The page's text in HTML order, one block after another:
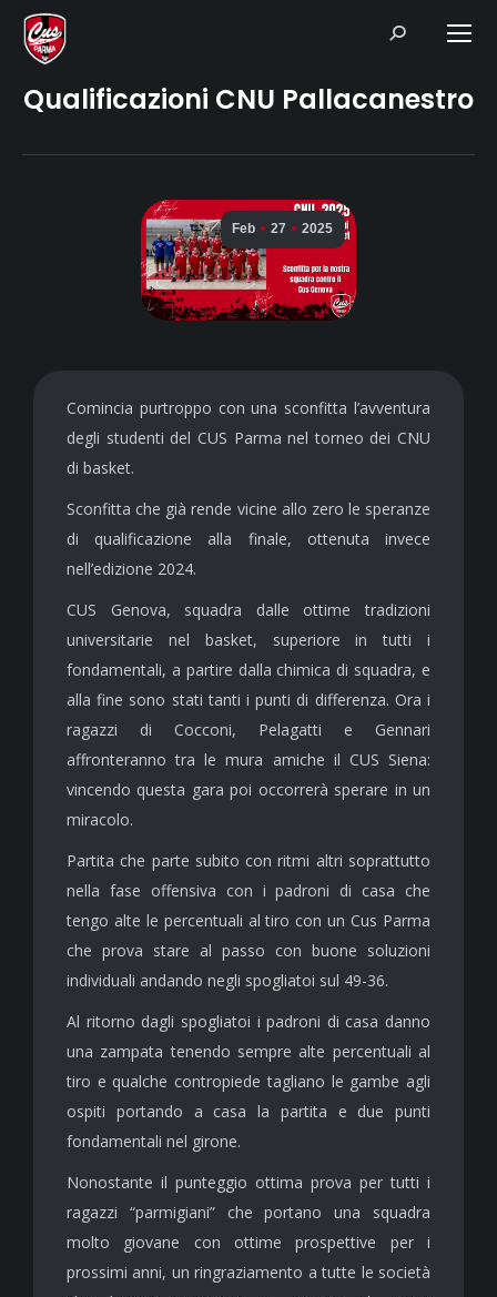
Search:
Qualificazioni CNU Pallacanestro
Feb 27 2025
Comincia purtroppo con una sconfitta l’avventura
degli studenti del CUS Parma nel torneo dei CNU
di basket.
Sconfitta che già rende vicine allo zero le speranze
di qualificazione alla finale, ottenuta invece
nell’edizione 2024.
CUS Genova, squadra dalle ottime tradizioni
universitarie nel basket, superiore in tutti i
fondamentali, a partire dalla chimica di squadra, e
alla fine sono stati tanti i punti di differenza. Ora i
ragazzi di Cocconi, Pelagatti e Gennari
affronteranno tra le mura amiche il CUS Siena:
vincendo questa gara poi occorrerà sperare in un
miracolo.
Partita che parte subito con ritmi altri soprattutto
nella fase offensiva con i padroni di casa che
tengo alte le percentuali al tiro con un Cus Parma
che prova stare al passo con buone soluzioni
individuali andando negli spogliatoi sul 49-36.
Al ritorno dagli spogliatoi i padroni di casa danno
una zampata tenendo sempre alte percentuali al
tiro e qualche contropiede tagliano le gambe agli
ospiti portando a casa la partita e due punti
fondamentali nel girone.
Nonostante il punteggio ottima prova per tutti i
ragazzi “parmigiani” che portano una squadra
molto giovane con ottime prospettive per i
prossimi anni, un ringraziamento a tutte le società